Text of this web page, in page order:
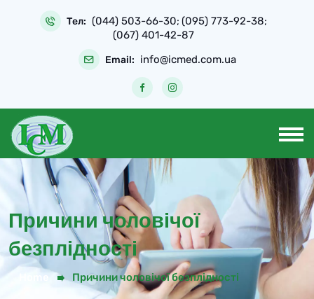
Тел: (044) 503-66-30; (095) 773-92-38;
(067) 401-42-87
Email: info@icmed.com.ua
Причини чоловічої
безплідності
Home Причини чоловічої безплідності